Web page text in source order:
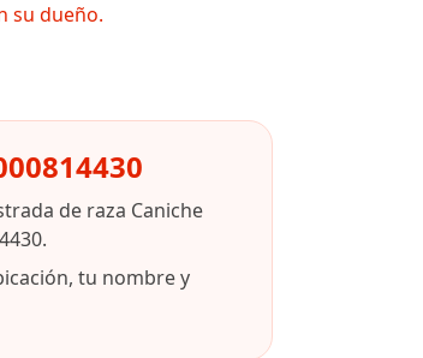
su dueño.
de raza Caniche
tu nombre y